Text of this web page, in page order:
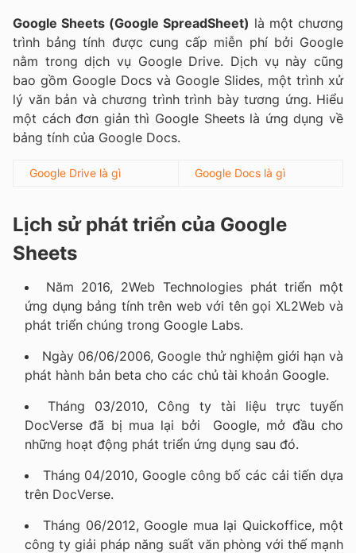
Google Sheets (Google SpreadSheet) là một chương
trình bảng tính được cung cấp miễn phí bởi Google
nằm trong dịch vụ Google Drive. Dịch vụ này cũng
bao gồm Google Docs và Google Slides, một trình xử
lý văn bản và chương trình trình bày tương ứng. Hiểu
một cách đơn giản thì Google Sheets là ứng dụng về
bảng tính của Google Docs.
Google Drive là gì Google Docs là gì
Lịch sử phát triển của Google
Sheets
Năm 2016, 2Web Technologies phát triển một
ứng dụng bảng tính trên web với tên gọi XL2Web và
phát triển chúng trong Google Labs.
Ngày 06/06/2006, Google thử nghiệm giới hạn và
phát hành bản beta cho các chủ tài khoản Google.
Tháng 03/2010, Công ty tài liệu trực tuyến
DocVerse đã bị mua lại bởi Google, mở đầu cho
những hoạt động phát triển ứng dụng sau đó.
Tháng 04/2010, Google công bố các cải tiến dựa
trên DocVerse.
Tháng 06/2012, Google mua lại Quickoffice, một
công ty giải pháp năng suất văn phòng với thế mạnh